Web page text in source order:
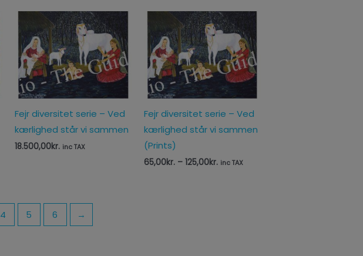
Fejr diversitet serie – Ved
kærlighed står vi sammen
18.500,00kr. inc TAX
Fejr diversitet serie – Ved
kærlighed står vi sammen
(Prints)
65,00kr. – 125,00kr.
Prisinterval:
65,00kr.
til
125,00kr.
inc TAX
4 5 6 →